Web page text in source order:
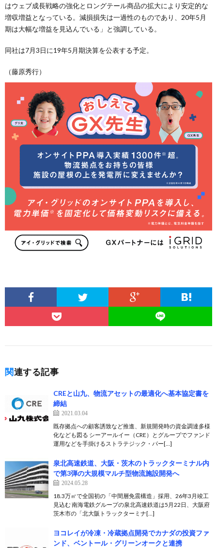
はウェブ成長戦略の強化とロングテール商品の拡大により安定的な
増収増益となっている。減損損失は一過性のものであり、20年5月
期は大幅な増益を見込んでいる」と強調している。
同社は7月3日に19年5月期決算を公表する予定。
（藤原秀行）
関連する記事
CREと山九、物流アセットの最適化へ基本協定書を
締結
2021.03.04
既存拠点への顧客誘致など推進、新規開発時の資金調達多様
化なども図る シーアールイー（CRE）とグループでファンド
運用などを手掛けるストラテジック・パー[…]
泉北高速鉄道、大阪・茨木のトラックターミナル内
で第3弾の大規模マルチ型物流施設開発へ
2024.05.28
18.3万㎡で全国初の「中間層免震構造」採用、26年3月竣工
見込む 南海電鉄グループの泉北高速鉄道は5月22日、大阪府
茨木市の「北大阪トラックターミナ[…]
ヨコレイが冷凍・冷蔵拠点開発でカナダの投資ファ
ンド、ベントール・グリーンオークと連携